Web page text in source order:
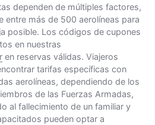
dependen de múltiples factores,
entre más de 500 aerolíneas para
posible. Los códigos de cupones
en nuestras
en reservas válidas. Viajeros
tarifas específicas con
aerolíneas, dependiendo de los
de las Fuerzas Armadas,
al fallecimiento de un familiar y
pueden optar a